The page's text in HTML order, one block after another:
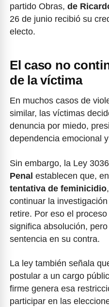
partido Obras, de
26 de junio recibió su
electo.
El caso no
de la víctima
En muchos casos de
similar, las víctimas
denuncia por miedo,
dependencia emocional
Sin embargo, la Ley
Penal establecen que,
tentativa de feminicidio
continuar la
retire. Por eso el
significa absolución,
sentencia en su contra.
La ley también señala
postular a un cargo
firme genera esa
participar en las